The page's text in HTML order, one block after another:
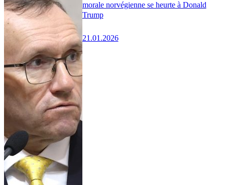
morale norvégienne se heurte à Donald
Trump
21.01.2026